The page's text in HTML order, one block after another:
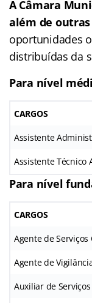
A Câmara
além de
oportunidades
distribuídas da
Para nível
CARGOS
Assistente
Assistente Técnico
Para nível
CARGOS
Agente de
Agente de
Auxiliar de